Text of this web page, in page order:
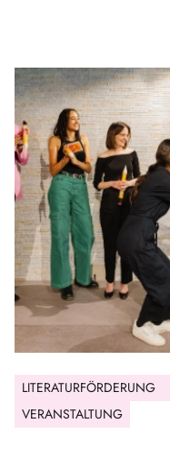
LITERATURFÖRDERUNG
VERANSTALTUNG